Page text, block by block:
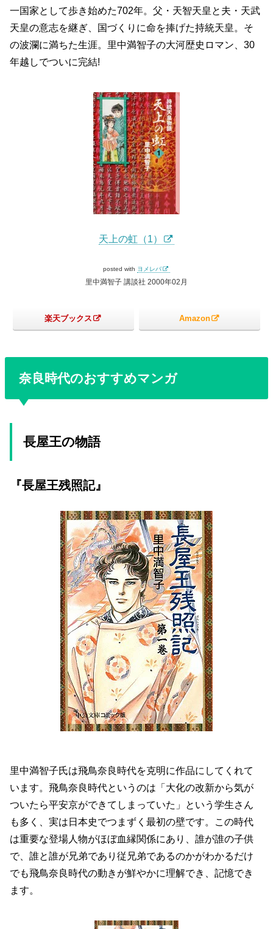
一国家として歩き始めた702年。父・天智天皇と夫・天武
天皇の意志を継ぎ、国づくりに命を捧げた持統天皇。そ
の波瀾に満ちた生涯。里中満智子の大河歴史ロマン、30
年越しでついに完結!
天上の虹（1）
posted with ヨメレバ
里中満智子 講談社 2000年02月
楽天ブックス Amazon
奈良時代のおすすめマンガ
長屋王の物語
『長屋王残照記』
里中満智子氏は飛鳥奈良時代を克明に作品にしてくれて
います。飛鳥奈良時代というのは「大化の改新から気が
ついたら平安京ができてしまっていた」という学生さん
も多く、実は日本史でつまずく最初の壁です。この時代
は重要な登場人物がほぼ血縁関係にあり、誰が誰の子供
で、誰と誰が兄弟であり従兄弟であるのかがわかるだけ
でも飛鳥奈良時代の動きが鮮やかに理解でき、記憶でき
ます。